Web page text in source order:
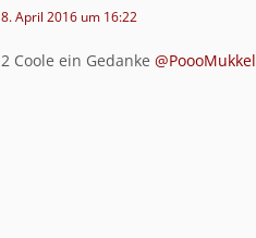
8. April 2016 um 16:22
2 Coole ein Gedanke @PoooMukkel